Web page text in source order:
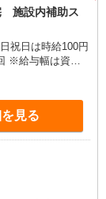
施設内補助ス
※給与幅は資
見る